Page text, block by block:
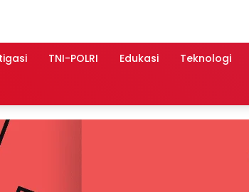
TNI-POLRI Edukasi Teknologi